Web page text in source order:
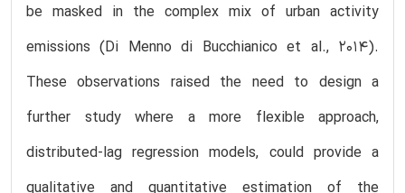
be masked in the complex mix of urban activity
emissions (Di Menno di Bucchianico et al., 2014).
These observations raised the need to design a
further study where a more flexible approach,
distributed-lag regression models, could provide a
qualitative and quantitative estimation of the